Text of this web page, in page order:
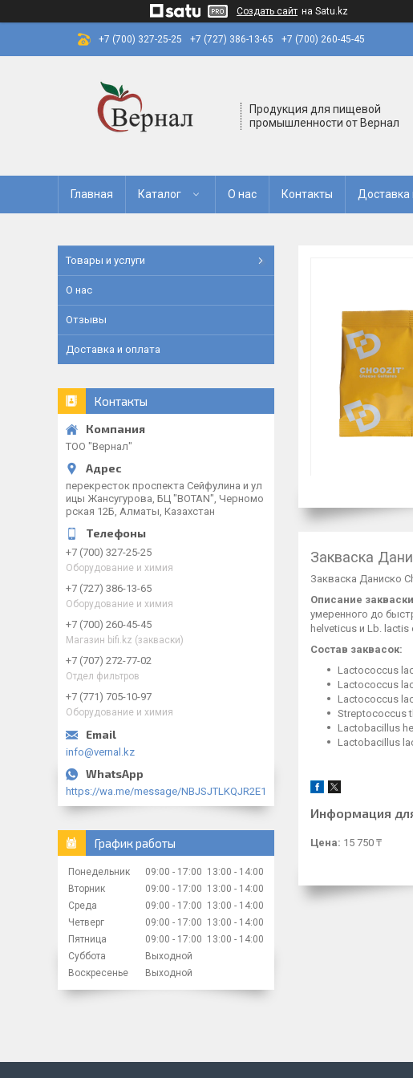
Создать сайт на Satu.kz
+7 (700) 327-25-25 +7 (727) 386-13-65 +7 (700) 260-45-45
Продукция для пищевой
промышленности от Вернал
Главная Каталог О нас Контакты Доставка
Закваска
Закваска Даниско
Описание
умеренного до
helveticus и Lb.
Состав заквасок:
Lactococcus
Lactococcus
Lactococcus
Streptococcus
Lactobacillus
Lactobacillus
Информация
Цена: 15 750 ₸
Товары и услуги
О нас
Отзывы
Доставка и оплата
Контакты
ТОО "Вернал"
перекресток проспекта Сейфулина и ул
ицы Жансугурова, БЦ "BOTAN", Черномо
рская 12Б, Алматы, Казахстан
+7 (700) 327-25-25
Оборудование и химия
+7 (727) 386-13-65
Оборудование и химия
+7 (700) 260-45-45
Магазин bifi.kz (закваски)
+7 (707) 272-77-02
Отдел фильтров
+7 (771) 705-10-97
Оборудование и химия
info@vernal.kz
https://wa.me/message/NBJSJTLKQJR2E1
График работы
Понедельник 09:00 17:00 13:00
14:00
Вторник
09:00 17:00 13:00
14:00
Среда
09:00 17:00 13:00
14:00
Четверг
09:00 17:00 13:00
14:00
Пятница
09:00 17:00 13:00
14:00
Суббота
Выходной
Воскресенье
Выходной